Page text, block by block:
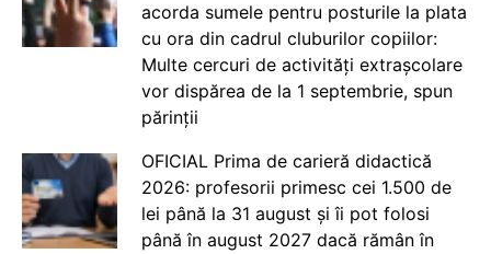
acorda sumele pentru posturile la plata
cu ora din cadrul cluburilor copiilor:
Multe cercuri de activități extrașcolare
vor dispărea de la 1 septembrie, spun
părinții
OFICIAL Prima de carieră didactică
2026: profesorii primesc cei 1.500 de
lei până la 31 august și îi pot folosi
până în august 2027 dacă rămân în